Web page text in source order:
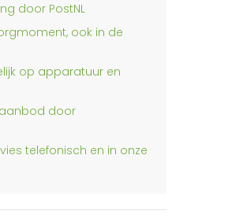
door PostNL
ook in de
op apparatuur en
door
telefonisch en in onze